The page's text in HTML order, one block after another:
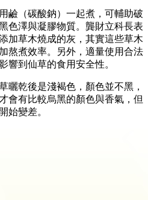
鹼（碳酸鈉）一起煮，可輔助破
色澤與凝膠物質。龔財立科長表
加草木燒成的灰，其實這些草木
熬煮效率。另外，適量使用合法
響到仙草的食用安全性。
曬乾後是淺褐色，顏色並不黑，
會有比較烏黑的顏色與香氣，但
始變差。